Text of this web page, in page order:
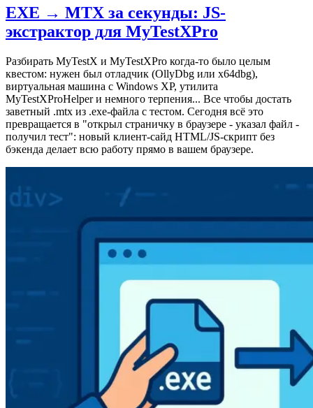
3D-
принтер,
реверсинг,
экрана
EXE → MTX за секунды: JS-
экстрактор для MyTestXPro
Разбирать MyTestX и MyTestXPro когда-то было целым
квестом: нужен был отладчик (OllyDbg или x64dbg),
виртуальная машина с Windows XP, утилита
MyTestXProHelper и немного терпения... Все чтобы достать
заветный .mtx из .exe-файла с тестом. Сегодня всё это
превращается в "открыл страничку в браузере - указал файл -
получил тест": новый клиент-сайд HTML/JS-скрипт без
бэкенда делает всю работу прямо в вашем браузере.